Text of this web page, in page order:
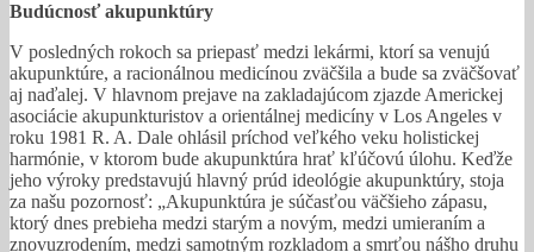
Budúcnosť akupunktúry
V posledných rokoch sa priepasť medzi lekármi, ktorí sa venujú
akupunktúre, a racionálnou medicínou zväčšila a bude sa zväčšovať
aj naďalej. V hlavnom prejave na zakladajúcom zjazde Americkej
asociácie akupunkturistov a orientálnej medicíny v Los Angeles v
roku 1981 R. A. Dale ohlásil príchod veľkého veku holistickej
harmónie, v ktorom bude akupunktúra hrať kľúčovú úlohu. Keďže
jeho výroky predstavujú hlavný prúd ideológie akupunktúry, stoja
za našu pozornosť: „Akupunktúra je súčasťou väčšieho zápasu,
ktorý dnes prebieha medzi starým a novým, medzi umieraním a
znovuzrodením, medzi samotným rozkladom a smrťou nášho druhu